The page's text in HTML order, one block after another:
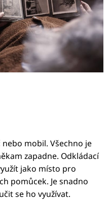
mobil. Všechno je
zapadne. Odkládací
jako místo pro
pomůcek. Je snadno
se ho využívat.